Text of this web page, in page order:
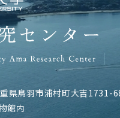
県鳥羽市浦村町大吉1731-
館内